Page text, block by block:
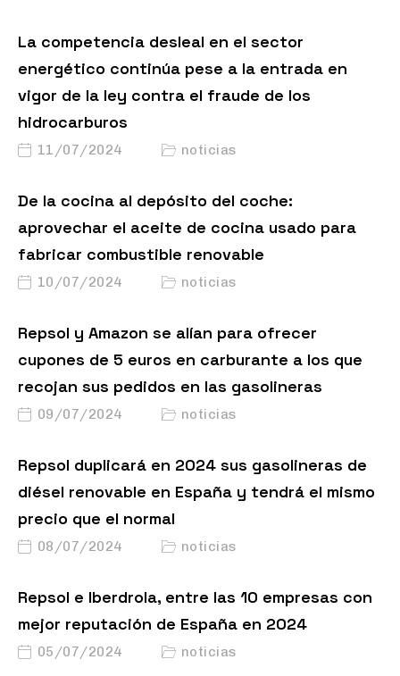
La competencia desleal en el sector
energético continúa pese a la entrada en
vigor de la ley contra el fraude de los
hidrocarburos
11/07/2024 noticias
De la cocina al depósito del coche:
aprovechar el aceite de cocina usado para
fabricar combustible renovable
10/07/2024 noticias
Repsol y Amazon se alían para ofrecer
cupones de 5 euros en carburante a los que
recojan sus pedidos en las gasolineras
09/07/2024 noticias
Repsol duplicará en 2024 sus gasolineras de
diésel renovable en España y tendrá el mismo
precio que el normal
08/07/2024 noticias
Repsol e Iberdrola, entre las 10 empresas con
mejor reputación de España en 2024
05/07/2024 noticias